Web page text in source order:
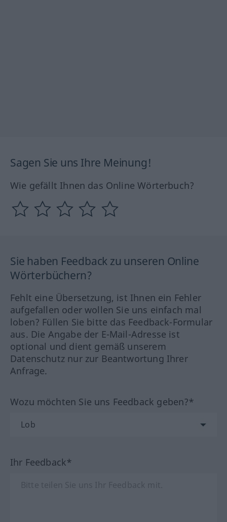
Sagen Sie uns Ihre Meinung!
Wie gefällt Ihnen das Online Wörterbuch?
Sie haben Feedback zu unseren Online
Wörterbüchern?
Fehlt eine Übersetzung, ist Ihnen ein Fehler
aufgefallen oder wollen Sie uns einfach mal
loben? Füllen Sie bitte das Feedback-Formular
aus. Die Angabe der E-Mail-Adresse ist
optional und dient gemäß unserem
Datenschutz nur zur Beantwortung Ihrer
Anfrage.
Wozu möchten Sie uns Feedback geben?*
Ihr Feedback*